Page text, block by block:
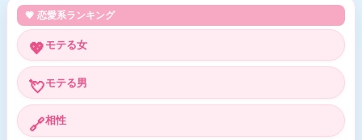
💗 恋愛系ランキング
💖 モテる女
💘モテる男
🔗相性